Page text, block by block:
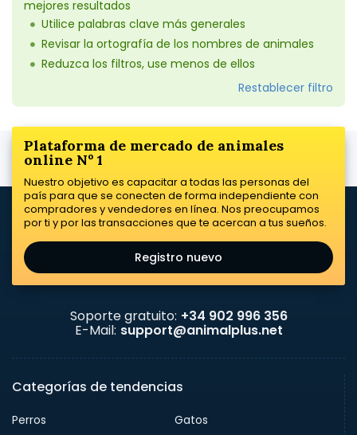
mejores resultados
Utilice palabras clave más generales
Revisar la ortografía de los nombres de animales
Reduzca los filtros, use menos de ellos
Restablecer filtro
Plataforma de mercado de animales
online Nº 1
Nuestro objetivo es capacitar a todas las personas del
país para que se conecten de forma independiente con
compradores y vendedores en línea. Nos preocupamos
por ti y por las transacciones que te acercan a tus sueños.
Registro nuevo
Soporte gratuito: +34 902 996 356
E-Mail: support@animalplus.net
Categorías de tendencias
Perros
Gatos